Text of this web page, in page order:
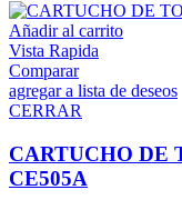
Añadir al carrito
Vista Rapida
Comparar
agregar a lista de deseos
CERRAR
CARTUCHO DE
CE505A